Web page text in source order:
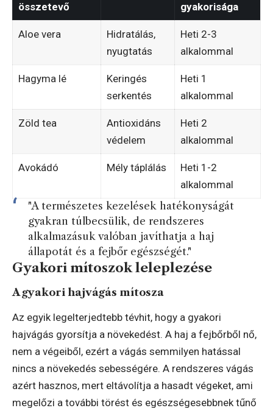
összetevő
gyakorisága
Aloe vera
Hidratálás,
nyugtatás
Heti 2-3
alkalommal
Hagyma lé
Keringés
serkentés
Heti 1
alkalommal
Zöld tea
Antioxidáns
védelem
Heti 2
alkalommal
Avokádó Mély táplálás
Heti 1-2
alkalommal
"A természetes kezelések hatékonyságát
gyakran túlbecsülik, de rendszeres
alkalmazásuk valóban javíthatja a haj
állapotát és a fejbőr egészségét."
Gyakori mítoszok leleplezése
A gyakori hajvágás mítosza
Az egyik legelterjedtebb tévhit, hogy a gyakori
hajvágás gyorsítja a növekedést. A haj a fejbőrből nő,
nem a végeiből, ezért a vágás semmilyen hatással
nincs a növekedés sebességére. A rendszeres vágás
azért hasznos, mert eltávolítja a hasadt végeket, ami
megelőzi a további törést és egészségesebbnek tűnő